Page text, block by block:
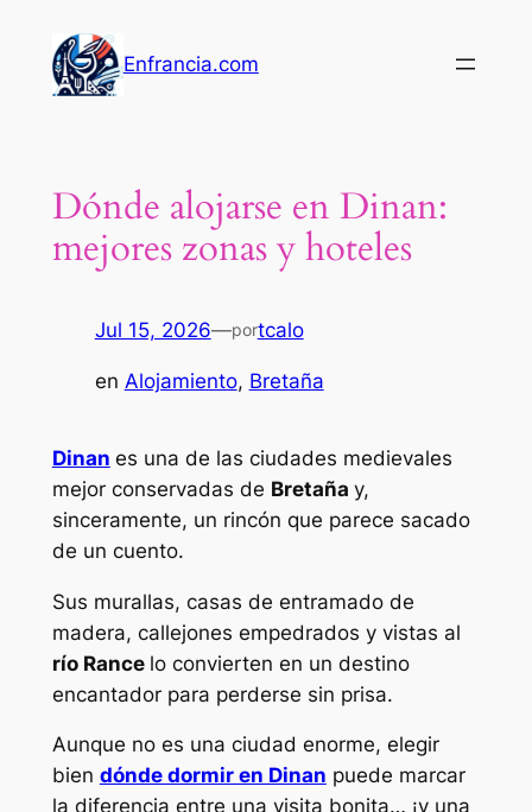
contenido
Enfrancia.com
Dónde alojarse en Dinan:
mejores zonas y hoteles
Jul 15, 2026—portcalo
en Alojamiento, Bretaña
Dinan es una de las ciudades medievales
mejor conservadas de Bretaña y,
sinceramente, un rincón que parece sacado
de un cuento.
Sus murallas, casas de entramado de
madera, callejones empedrados y vistas al
río Rance lo convierten en un destino
encantador para perderse sin prisa.
Aunque no es una ciudad enorme, elegir
bien dónde dormir en Dinan puede marcar
la diferencia entre una visita bonita… ¡y una